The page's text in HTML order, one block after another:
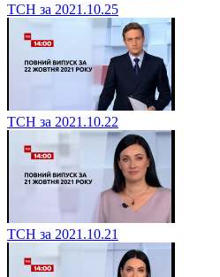
ТСН за 2021.10.25
ТСН за 2021.10.22
ТСН за 2021.10.21